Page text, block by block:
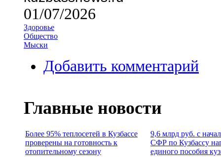
01/07/2026
Здоровье
Общество
Мыски
Добавить комментарий
Главные новости
Более 95% теплосетей в Кузбассе
проверены на готовность к
отопительному сезону
9,6 млрд руб. с
СФР по Кузбассу
единого пособия